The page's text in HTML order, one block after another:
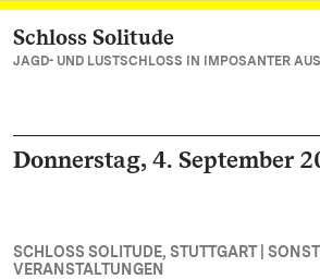
Zum Hauptinhalt springen
Schloss Solitude
JAGD- UND LUSTSCHLOSS IN IMPOSANTER
Donnerstag, 4. September
SCHLOSS SOLITUDE, STUTTGART |
VERANSTALTUNGEN